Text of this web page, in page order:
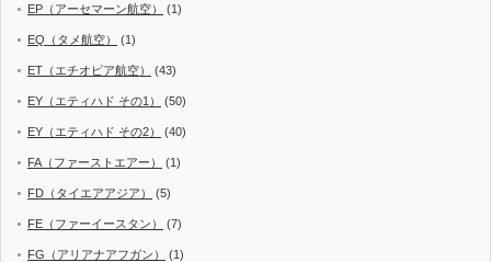
EP（アーセマーン航空） (1)
EQ（タメ航空） (1)
ET（エチオピア航空） (43)
EY（エティハド その1） (50)
EY（エティハド その2） (40)
FA（ファーストエアー） (1)
FD（タイエアアジア） (5)
FE（ファーイースタン） (7)
FG（アリアナアフガン） (1)